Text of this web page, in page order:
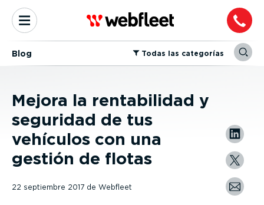
Blog ⁠Todas las categorías
Mejora la rentabilidad y
seguridad de tus
vehículos con una
gestión de flotas
22 septiembre 2017 de Webfleet